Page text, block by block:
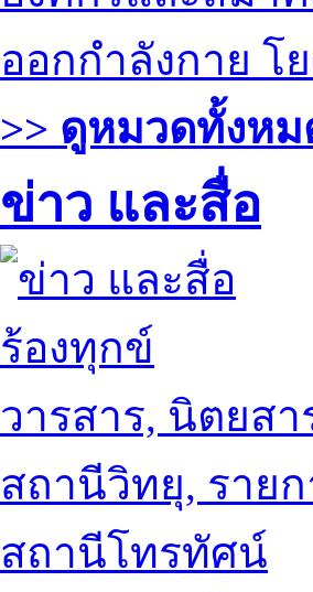
ออกกำลังกาย โ
>> ดูหมวดทั้งหม
ข่าว และสื่อ
ร้องทุกข์
วารสาร, นิตยสา
สถานีวิทยุ, ราย
สถานีโทรทัศน์